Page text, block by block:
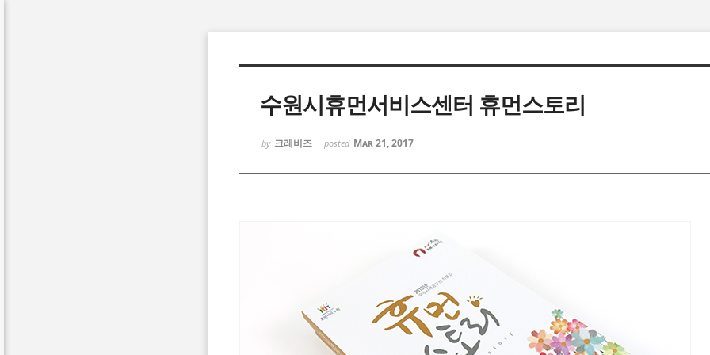
수원시휴먼서비스센터 휴먼스토리
by 크레비즈 posted Mar 21, 2017
Sketchbook5, 스케치북5
Sketchbook5, 스케치북5